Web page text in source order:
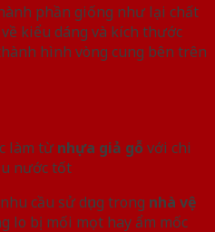
phần giống như lại chất
kiểu dáng và kích thước
hình vòng cung bên trên
làm từ nhựa giả gỗ với chi
nước tốt
cầu sử dụng trong nhà vệ
lo bị mối mọt hay ẩm mốc